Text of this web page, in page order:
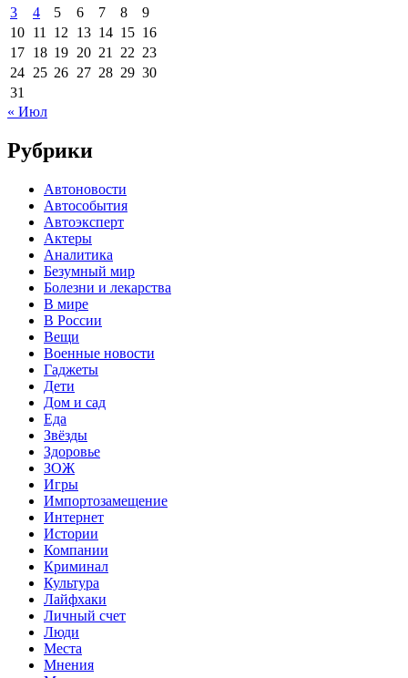
3
4 5 6 7 8
9
10 11 12 13 14 15 16
17 18 19 20 21 22 23
24 25 26 27 28 29 30
31
« Июл
Рубрики
Автоновости
Автособытия
Автоэксперт
Актеры
Аналитика
Безумный мир
Болезни и лекарства
В мире
В России
Вещи
Военные новости
Гаджеты
Дети
Дом и сад
Еда
Звёзды
Здоровье
ЗОЖ
Игры
Импортозамещение
Интернет
Истории
Компании
Криминал
Культура
Лайфхаки
Личный счет
Люди
Места
Мнения